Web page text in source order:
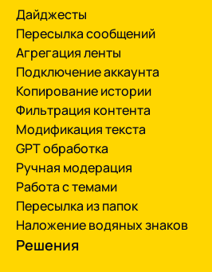
Дайджесты
Пересылка сообщений
Агрегация ленты
Подключение аккаунта
Копирование истории
Фильтрация контента
Модификация текста
GPT обработка
Ручная модерация
Работа с темами
Пересылка из папок
Наложение водяных знаков
Решения